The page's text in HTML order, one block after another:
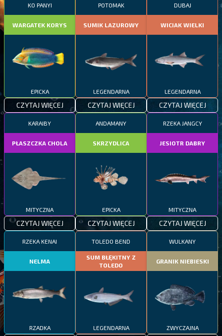
KO PANYI
WARGATEK KORYS
EPICKA
CZYTAJ WIĘCEJ
POTOMAK
SUMIK LAZUROWY
LEGENDARNA
CZYTAJ WIĘCEJ
DUBAJ
WICIAK WIELKI
LEGENDARNA
CZYTAJ WIĘCEJ
KARAIBY
PŁASZCZKA CHOLA
MITYCZNA
CZYTAJ WIĘCEJ
ANDAMANY
SKRZYDLICA
EPICKA
CZYTAJ WIĘCEJ
RZEKA JANGCY
JESIOTR DABRY
MITYCZNA
CZYTAJ WIĘCEJ
RZEKA KENAI
NELMA
RZADKA
TOLEDO BEND
SUM BŁĘKITNY Z
TOLEDO
LEGENDARNA
WULKANY
GRANIK NIEBIESKI
ZWYCZAJNA